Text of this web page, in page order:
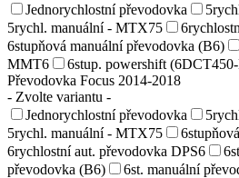
Jednorychlostní převodovka
5rychl. manuální - MTX75
6stupňová manuální převodovka (B6)
MMT6
6stup. powershift
Převodovka Focus 2014-2018
- Zvolte variantu -
Jednorychlostní převodovka
5rychl. manuální - MTX75
6rychlostní aut. převodovka DPS6
převodovka (B6)
6st. manuální